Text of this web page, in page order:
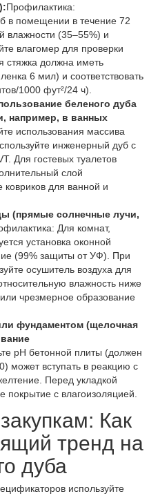
Профилактика:
в помещении в течение 72
влажности (35–55%) и
влагомер для проверки
стяжка должна иметь
6 мил) и соответствовать
1000 фут²/24 ч).
беленого дуба
например, в ванных
использования массива
инженерный дуб с
Для гостевых туалетов
слой
ковриков для ванной и
(прямые солнечные лучи,
Для комнат,
установка оконной
(99% защиты от УФ). При
осушитель воздуха для
влажность ниже
чрезмерное образование
фундаментом (щелочная
pH бетонной плиты (должен
может вступать в реакцию с
Перед укладкой
покрытие с влагоизоляцией.
Как
тренд на
дуба
используйте